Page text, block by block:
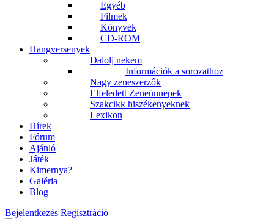
Egyéb
Filmek
Könyvek
CD-ROM
Hangversenyek
Dalolj nekem
Információk a sorozathoz
Nagy zeneszerzők
Elfeledett Zeneünnepek
Szakcikk hiszékenyeknek
Lexikon
Hírek
Fórum
Ajánló
Játék
Kimernya?
Galéria
Blog
Bejelentkezés Regisztráció